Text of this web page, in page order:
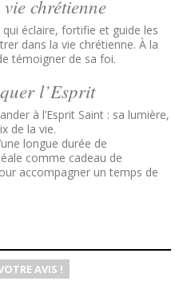
chrétienne
qui éclaire, fortifie et guide les
dans la vie chrétienne. À la
témoigner de sa foi.
l’Esprit
à l’Esprit Saint : sa lumière,
de la vie.
longue durée de
comme cadeau de
accompagner un temps de
AVIS !